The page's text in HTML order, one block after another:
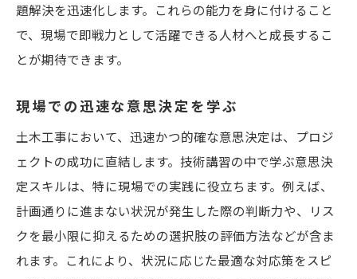
題解決を迅速化します。これらの能力を身に付けること
で、現場で即戦力として活躍できる人材へと成長するこ
とが期待できます。
現場での迅速な意思決定を学ぶ
土木工事において、迅速かつ的確な意思決定は、プロジ
ェクトの成功に直結します。技術講習の中で学ぶ意思決
定スキルは、特に現場での実践に役立ちます。例えば、
計画通りに進まない状況が発生した際の判断力や、リス
クを最小限に抑えるための選択肢の評価方法などが含ま
れます。これにより、状況に応じた最適な対応策をスピ